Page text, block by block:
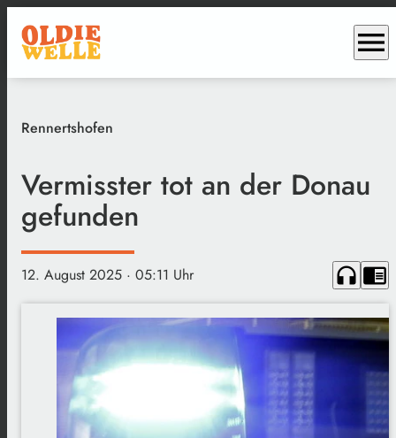
menu
Rennertshofen
Vermisster tot an der Donau
gefunden
12. August 2025 · 05:11 Uhr headphones chrome_reader_mode